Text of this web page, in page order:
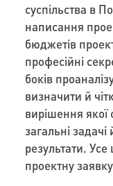
суспільства в
написання
бюджетів
професійні
боків
визначити й
вирішення якої
загальні
результати.
проектну